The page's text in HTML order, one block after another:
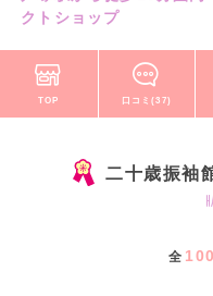
クトショップ
TOP 口コミ(37)
二十歳振袖
全 100